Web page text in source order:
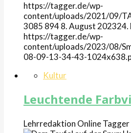
https://tagger.de/wp-
content/uploads/2021/09/
3085 8948. August 202324.
https://tagger.de/wp-
content/uploads/2023/08/
08-09-13-34-43-
Kultur
Leuchtende
Lehrredaktion OnlineTagger